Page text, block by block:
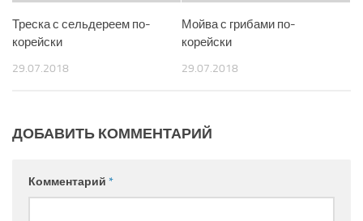
Треска с сельдереем по-
корейски
29.07.2018
Мойва с грибами по-
корейски
29.07.2018
ДОБАВИТЬ КОММЕНТАРИЙ
Комментарий *